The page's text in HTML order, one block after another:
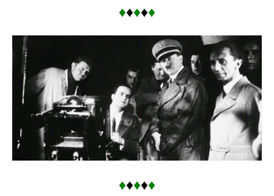
♦♦♦♦♦
♦♦♦♦♦